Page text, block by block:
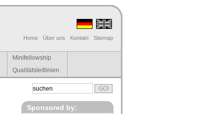
Home Über uns Kontakt Sitemap
Minifellowship
Qualitätsleitlinien
Sponsored by: